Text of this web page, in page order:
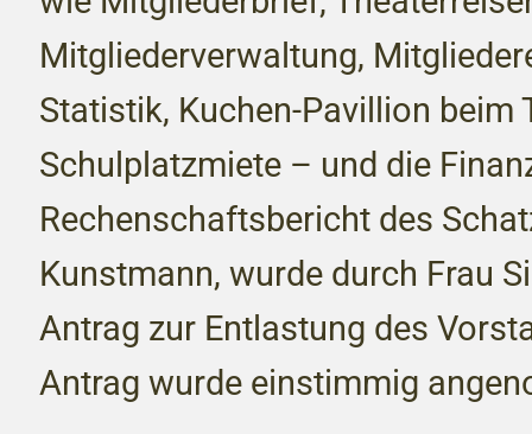
Mitgliederverwaltung,
Statistik, Kuchen-Pavillion beim
Schulplatzmiete – und die
Rechenschaftsbericht des
Kunstmann, wurde durch Frau
Antrag zur Entlastung des
Antrag wurde einstimmig